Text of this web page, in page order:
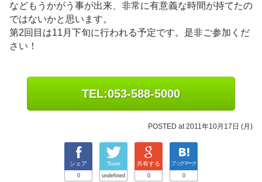
などもうかがう事が出来、非常に有意義な時間が持てたの
ではないかと思います。
第2回目は11月下旬に行われる予定です。是非ご参加くだ
さい！
TEL:053-588-5000
POSTED at 2011年10月17日 (月)
シェア
0
Tweet
undefined
共有する
0
ブックマーク
0